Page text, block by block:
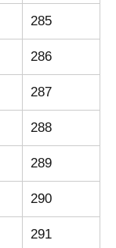
285
286
287
288
289
290
291